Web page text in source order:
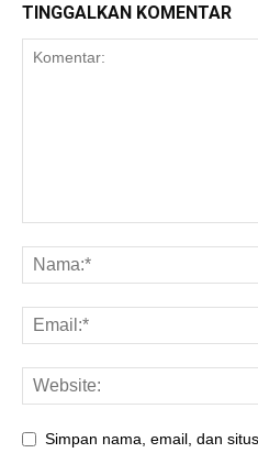
TINGGALKAN KOMENTAR
Simpan nama, email, dan